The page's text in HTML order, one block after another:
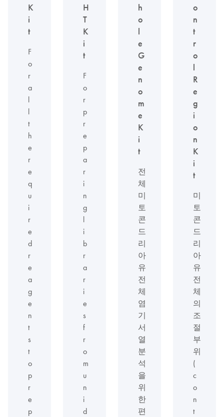
K
i
t
F
o
r
a
l
l
t
h
e
r
e
q
u
i
r
e
d
r
e
a
g
e
n
t
s
t
o
p
r
e
p
H
T
K
i
t
F
o
r
p
r
e
p
a
r
i
n
g
l
i
b
r
a
r
i
e
s
f
r
o
m
u
n
i
d
h
o
l
e
G
e
n
o
m
e
K
i
t
전
체
미
토
콘
드
리
아
유
전
체
염
기
서
열
분
석
을
위
한
편
o
n
t
r
o
l
R
e
g
i
o
n
K
i
t
미
토
콘
드
리
아
유
전
체
의
조
절
부
위
(
c
o
n
t